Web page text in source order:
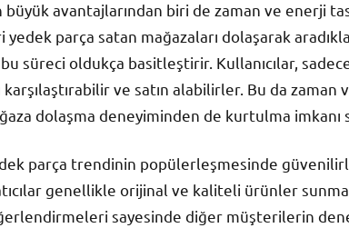
avantajlarından biri de zaman ve enerji
parça satan mağazaları dolaşarak
süreci oldukça basitleştirir. Kullanıcılar,
ve satın alabilirler. Bu da
dolaşma deneyiminden de kurtulma imkanı
parça trendinin popülerleşmesinde
genellikle orijinal ve kaliteli ürünler
sayesinde diğer müşterilerin